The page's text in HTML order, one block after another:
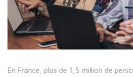
En France, plus de 1,5 million de